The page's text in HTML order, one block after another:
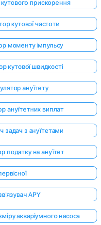
прискорення
кутової частоти
моменту імпульсу
кутової швидкості
ануїтету
ануїтетних виплат
задач з ануїтетами
податку на ануїтет
APY
акваріумного насоса